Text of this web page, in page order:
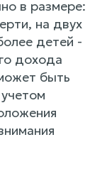
в размере:
на двух
детей -
дохода
быть